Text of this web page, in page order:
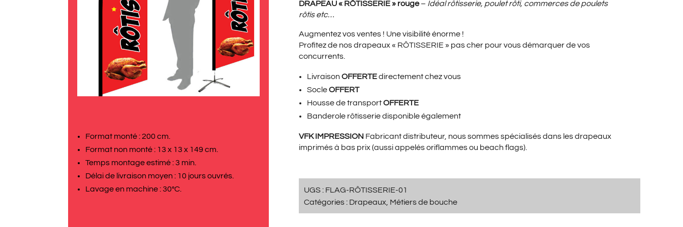
Format monté : 200 cm.
Format non monté : 13 x 13 x 149 cm.
Temps montage estimé : 3 min.
Délai de livraison moyen : 10 jours ouvrés.
Lavage en machine : 30°C.
INITIAL
ÉTAIT :
139,00€.
ACTUEL
99,00€.
DRAPEAU « RÔTISSERIE » rouge– Idéal rôtisserie, poulet rôti, commerces depoulets
rôtisetc…
Augmentez vos ventes ! Une visibilité énorme !
Profitez de nos drapeaux « RÔTISSERIE » pas cher pour vous démarquer de vos
concurrents.
LivraisonOFFERTEdirectement chez vous
SocleOFFERT
Housse de transportOFFERTE
Banderole rôtisseriedisponible également
VFK IMPRESSION Fabricant distributeur, nous sommes spécialisés dans les drapeaux
imprimés à bas prix (aussi appelés oriflammes ou beach flags).
UGS : FLAG-RÔTISSERIE-01
Catégories : Drapeaux Métiers de bouche